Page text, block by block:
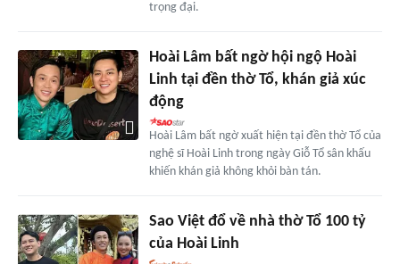
trọng đại.
Hoài Lâm bất ngờ hội ngộ Hoài
Linh tại đền thờ Tổ, khán giả xúc
động
Hoài Lâm bất ngờ xuất hiện tại đền thờ Tổ của
nghệ sĩ Hoài Linh trong ngày Giỗ Tổ sân khấu
khiến khán giả không khỏi bàn tán.
Sao Việt đổ về nhà thờ Tổ 100 tỷ
của Hoài Linh